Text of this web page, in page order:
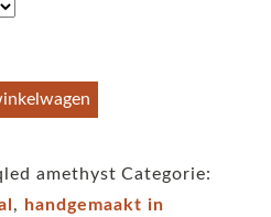
amethyst Categorie:
,
handgemaakt in